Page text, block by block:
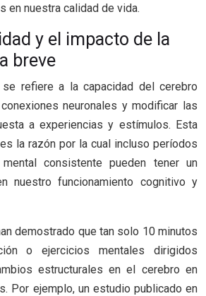
en nuestra calidad de vida.
y el impacto de la
breve
se refiere a la capacidad del cerebro
neuronales y modificar las
a experiencias y estímulos. Esta
la razón por la cual incluso períodos
consistente pueden tener un
nuestro funcionamiento cognitivo y
demostrado que tan solo 10 minutos
o ejercicios mentales dirigidos
estructurales en el cerebro en
Por ejemplo, un estudio publicado en